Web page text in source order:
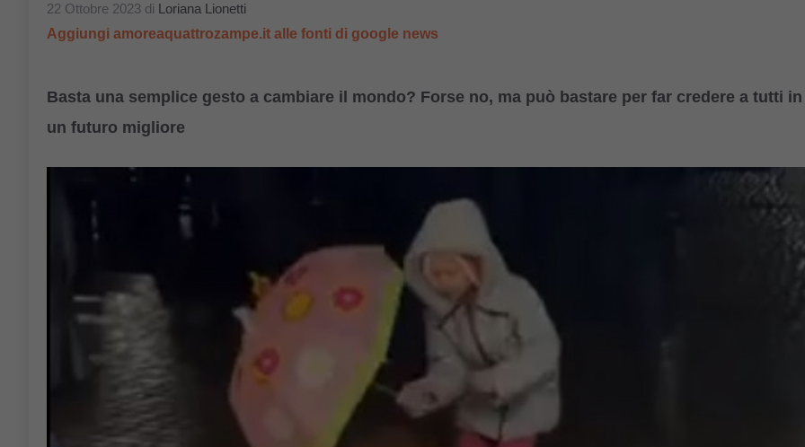
22 Ottobre 2023 di Loriana Lionetti
Aggiungi amoreaquattrozampe.it alle fonti di google news
Basta una semplice gesto a cambiare il mondo? Forse no, ma può bastare per far credere a tutti in
un futuro migliore